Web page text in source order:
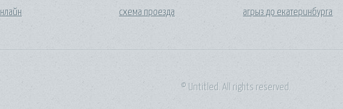
схема проезда
агрыз до екатеринбурга
© Untitled. All rights reserved.